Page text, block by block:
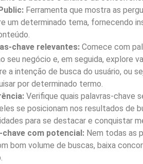
Ferramenta que mostra as
um determinado tema, fornecendo
chave relevantes: Comece com
seu negócio e, em seguida, explore
a intenção de busca do usuário, ou
por determinado termo.
Verifique quais palavras-chave
se posicionam nos resultados de
para se destacar e conquistar
com potencial: Nem todas as
bom volume de buscas, baixa